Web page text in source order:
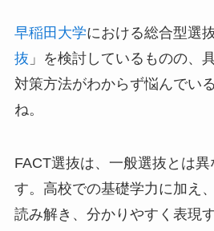
早稲田大学における総合型選
抜 」を検討しているものの、
対策方法がわからず悩んでい
ね。
FACT選抜は、一般選抜とは
す。高校での基礎学力に加え
読み解き、分かりやすく表現